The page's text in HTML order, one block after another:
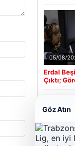
05/08/
Erdal
Çıktı;
Son
Cengiz
Göz Atın